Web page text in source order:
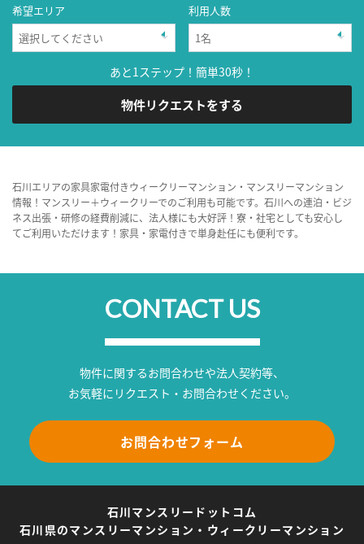
希望エリア
利用人数
あと1ステップ！簡単30秒！
物件リクエストをする
石川エリアの家具家電付きウィークリーマンション・マンスリーマンション
情報！マンスリー＋ウィークリーでのご利用も可能です。石川への連泊・ビジ
ネス出張・研修の経費削減に、法人様にも大好評！寮・社宅としても安心し
てご利用いただけます！家具・家電付きで単身赴任にも便利です。
CONTACT US
物件に関するお問合わせや法人契約等、
お気軽にリクエスト・お問合わせください。
お問合わせフォーム
石川マンスリードットコム
石川県のマンスリーマンション・ウィークリーマンション